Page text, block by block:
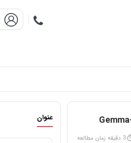
3 دقیقه زمان مطالعه
عنوان